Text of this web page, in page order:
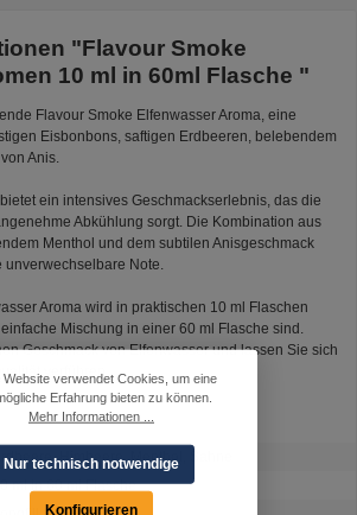
"Flavour Smoke
10 ml in 60ml Flasche "
Flavour Smoke Elfenwasser Aroma, eine
Eisbonbons, saftigen Erdbeeren, belebendem
Anis.
ein intensives Geschmackserlebnis, das die
Abkühlung sorgt. Die Kombination aus
Menthol und dem subtilen Anisgeschmack
Note.
Aroma wird in praktischen 10 ml Flaschen
Mischung in einer 60 ml Flasche sind.
Geschmack von Elfenwasser und lassen Sie sich
verführen.
Erdbeere, Himbeere, Menthol, Sahne
ml in 60 ml Flasche
Website verwendet Cookies, um eine
Erfahrung bieten zu können.
Mehr Informationen ...
Nur technisch notwendige
Konfigurieren